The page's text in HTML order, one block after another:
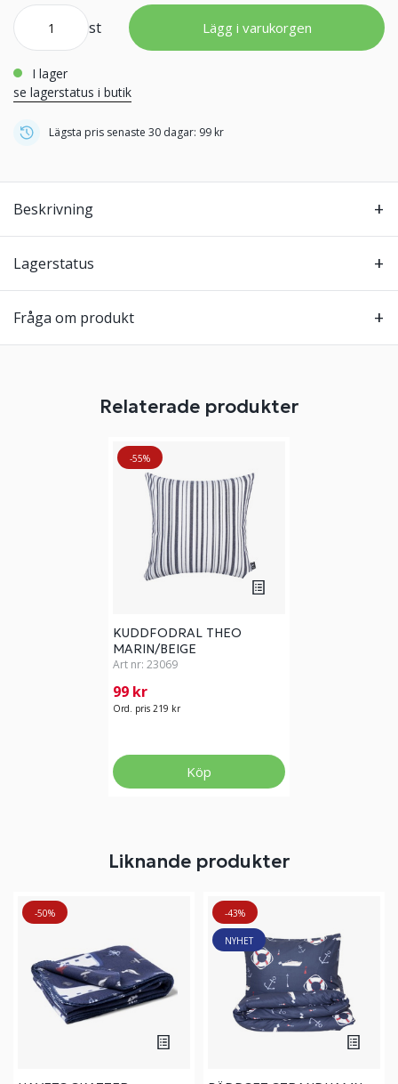
st Lägg i varukorgen
i lager
se lagerstatus i butik
Lägsta pris senaste 30 dagar: 99 kr
Beskrivning
Lagerstatus
Fråga om produkt
Relaterade produkter
-55%
KUDDFODRAL THEO
MARIN/BEIGE
Art nr: 23069
99 kr
Ord. pris 219 kr
Köp
Liknande produkter
-50% -43%
NYHET